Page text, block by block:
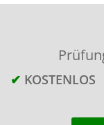
✔ KOSTENLOS